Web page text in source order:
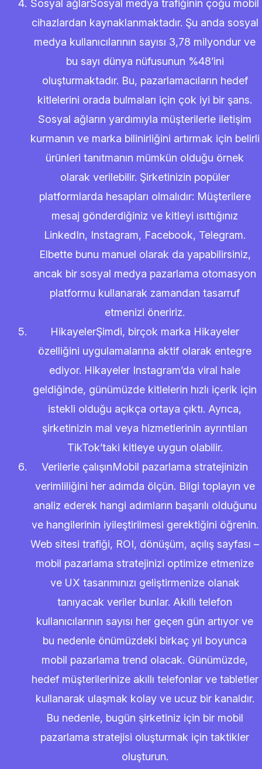
Sosyal ağlarSosyal medya trafiğinin çoğu mobil
cihazlardan kaynaklanmaktadır. Şu anda sosyal
medya kullanıcılarının sayısı 3,78 milyondur ve
bu sayı dünya nüfusunun %48’ini
oluşturmaktadır. Bu, pazarlamacıların hedef
kitlelerini orada bulmaları için çok iyi bir şans.
Sosyal ağların yardımıyla müşterilerle iletişim
kurmanın ve marka bilinirliğini artırmak için belirli
ürünleri tanıtmanın mümkün olduğu örnek
olarak verilebilir. Şirketinizin popüler
platformlarda hesapları olmalıdır: Müşterilere
mesaj gönderdiğiniz ve kitleyi ısıttığınız
LinkedIn, Instagram, Facebook, Telegram.
Elbette bunu manuel olarak da yapabilirsiniz,
ancak bir sosyal medya pazarlama otomasyon
platformu kullanarak zamandan tasarruf
etmenizi öneririz.
HikayelerŞimdi, birçok marka Hikayeler
özelliğini uygulamalarına aktif olarak entegre
ediyor. Hikayeler Instagram’da viral hale
geldiğinde, günümüzde kitlelerin hızlı içerik için
istekli olduğu açıkça ortaya çıktı. Ayrıca,
şirketinizin mal veya hizmetlerinin ayrıntıları
TikTok’taki kitleye uygun olabilir.
Verilerle çalışınMobil pazarlama stratejinizin
verimliliğini her adımda ölçün. Bilgi toplayın ve
analiz ederek hangi adımların başarılı olduğunu
ve hangilerinin iyileştirilmesi gerektiğini öğrenin.
Web sitesi trafiği, ROI, dönüşüm, açılış sayfası –
mobil pazarlama stratejinizi optimize etmenize
ve UX tasarımınızı geliştirmenize olanak
tanıyacak veriler bunlar. Akıllı telefon
kullanıcılarının sayısı her geçen gün artıyor ve
bu nedenle önümüzdeki birkaç yıl boyunca
mobil pazarlama trend olacak. Günümüzde,
hedef müşterilerinize akıllı telefonlar ve tabletler
kullanarak ulaşmak kolay ve ucuz bir kanaldır.
Bu nedenle, bugün şirketiniz için bir mobil
pazarlama stratejisi oluşturmak için taktikler
oluşturun.